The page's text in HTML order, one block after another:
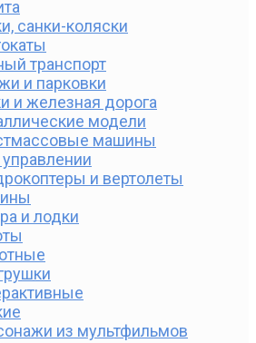
санки-коляски
транспорт
и парковки
и железная дорога
модели
машины
и вертолеты
и лодки
из мультфильмов